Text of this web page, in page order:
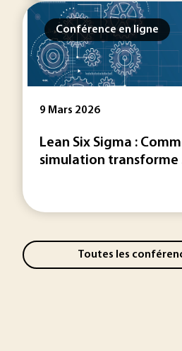
Conférence en ligne
9 Mars 2026
Lean Six Sigma :
simulation transforme
Toutes les